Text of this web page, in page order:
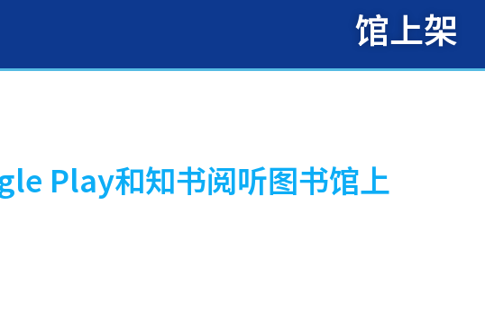
馆上架
Play和知书阅听图书馆上